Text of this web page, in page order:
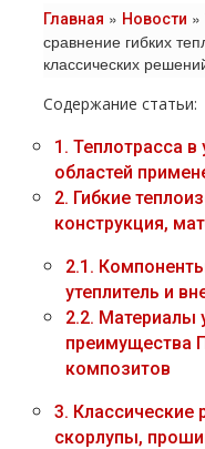
Главная » Новости »
сравнение гибких
классических
Содержание статьи:
1. Теплотрасса в
областей
2. Гибкие
конструкция,
2.1.
утеплитель и
2.2. Материалы
преимущества
композитов
3. Классические
скорлупы,